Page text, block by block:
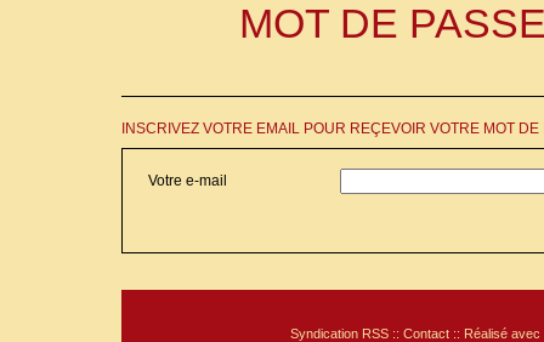
MOT DE
INSCRIVEZ VOTRE EMAIL POUR REÇEVOIR VOTRE MOT DE
Votre e-mail
Syndication RSS :: Contact :: Réalisé avec